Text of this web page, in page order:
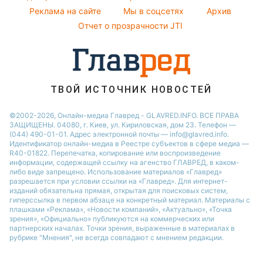
Новости Ровно
София Ротару
Ольга Сумская
Напитки
Праздничное меню
Реклама на сайте
Мы в соцсетях
Архив
Отчет о прозрачности JTI
ТВОЙ ИСТОЧНИК НОВОСТЕЙ
©2002-2026, Онлайн-медиа Главред - GLAVRED.INFO. ВСЕ ПРАВА
ЗАЩИЩЕНЫ. 04080, г. Киев, ул. Кириловская, дом 23. Телефон —
(044) 490-01-01. Адрес электронной почты — info@glavred.info.
Идентификатор онлайн-медиа в Реестре cубъектов в сфере медиа —
R40-01822. Перепечатка, копирование или воспроизведение
информации, содержащей ссылку на агенство ГЛАВРЕД, в каком-
либо виде запрещено. Использование материалов «Главред»
разрешается при условии ссылки на «Главред». Для интернет-
изданий обязательна прямая, открытая для поисковых систем,
гиперссылка в первом абзаце на конкретный материал. Материалы с
плашками «Реклама», «Новости компаний», «Актуально», «Точка
зрения», «Официально» публикуются на коммерческих или
партнерских началах. Точки зрения, выраженные в материалах в
рубрике "Мнения", не всегда совпадают с мнением редакции.